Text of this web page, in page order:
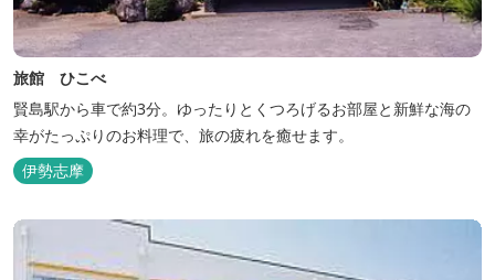
旅館 ひこべ
賢島駅から車で約3分。ゆったりとくつろげるお部屋と新鮮な海の
幸がたっぷりのお料理で、旅の疲れを癒せます。
伊勢志摩